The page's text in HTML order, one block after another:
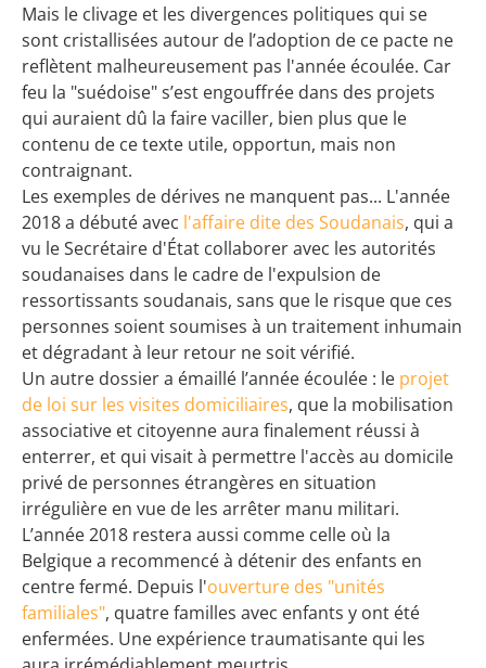
Mais le clivage et les divergences politiques qui se
sont cristallisées autour de l’adoption de ce pacte ne
reflètent malheureusement pas l'année écoulée. Car
feu la "suédoise" s’est engouffrée dans des projets
qui auraient dû la faire vaciller, bien plus que le
contenu de ce texte utile, opportun, mais non
contraignant.
Les exemples de dérives ne manquent pas... L'année
2018 a débuté avec l'affaire dite des Soudanais, qui a
vu le Secrétaire d'État collaborer avec les autorités
soudanaises dans le cadre de l'expulsion de
ressortissants soudanais, sans que le risque que ces
personnes soient soumises à un traitement inhumain
et dégradant à leur retour ne soit vérifié.
Un autre dossier a émaillé l’année écoulée : le projet
de loi sur les visites domiciliaires, que la mobilisation
associative et citoyenne aura finalement réussi à
enterrer, et qui visait à permettre l'accès au domicile
privé de personnes étrangères en situation
irrégulière en vue de les arrêter manu militari.
L’année 2018 restera aussi comme celle où la
Belgique a recommencé à détenir des enfants en
centre fermé. Depuis l'ouverture des "unités
familiales", quatre familles avec enfants y ont été
enfermées. Une expérience traumatisante qui les